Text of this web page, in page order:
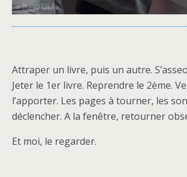
Attraper un livre, puis un autre.
Jeter le 1er livre. Reprendre le 2ème.
l’apporter. Les pages à tourner, les
déclencher. A la fenêtre, retourner
Et moi, le regarder.